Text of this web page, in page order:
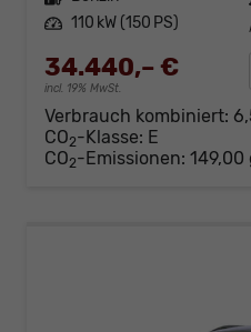
Leistung 110 kW (150 PS)
34.440,– €
incl. 19% MwSt.
Verbrauch kombiniert:
CO2-Klasse: E
CO2-Emissionen: 149,00